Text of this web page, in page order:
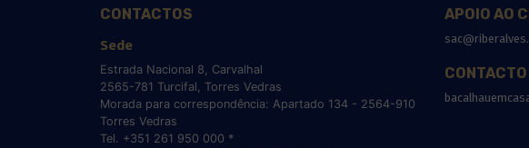
CONTACTOS
Sede
Estrada Nacional 8, Carvalhal
2565-781 Turcifal, Torres Vedras
Morada para correspondência: Apartado 134 - 2564-910
Torres Vedras
Tel. +351 261 950 000 *
APOIO AO